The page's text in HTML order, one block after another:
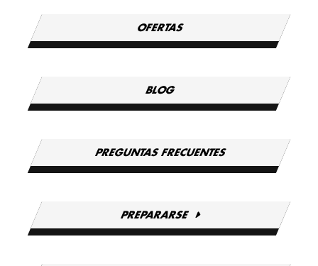
OFERTAS
BLOG
PREGUNTAS FRECUENTES
PREPARARSE